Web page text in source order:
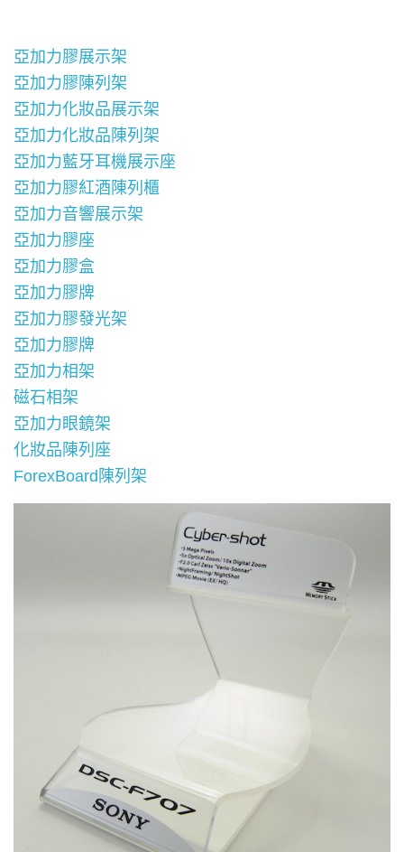
亞加力膠展示架
亞加力膠陳列架
亞加力化妝品展示架
亞加力化妝品陳列架
亞加力藍牙耳機展示座
亞加力膠紅酒陳列櫃
亞加力音響展示架
亞加力膠座
亞加力膠盒
亞加力膠牌
亞加力膠發光架
亞加力膠牌
亞加力相架
磁石相架
亞加力眼鏡架
化妝品陳列座
ForexBoard陳列架